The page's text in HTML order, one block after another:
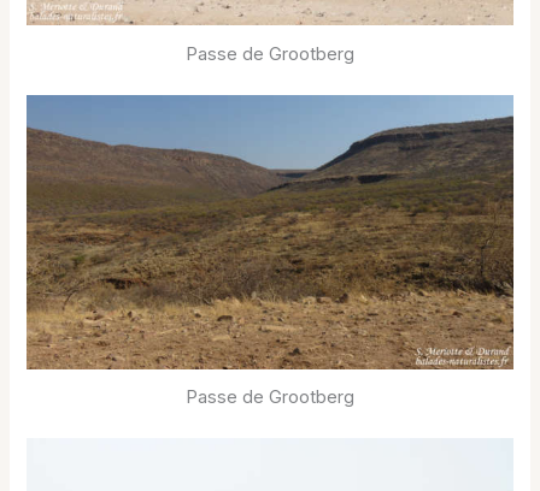
Passe de Grootberg
Passe de Grootberg